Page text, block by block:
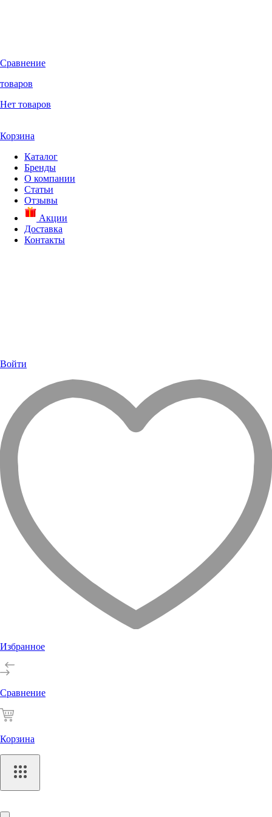
Сравнение
товаров
Нет товаров
Корзина
Каталог
Бренды
О компании
Статьи
Отзывы
Акции
Доставка
Контакты
Войти
Избранное
Сравнение
Корзина